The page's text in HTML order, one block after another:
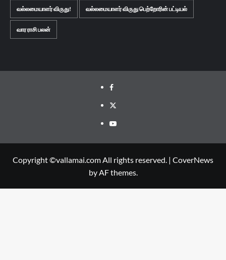
வல்லமையாளர் விருது! வல்லமையாளர் விருது பெற்றோரின் பட்டியல்
வார ராசி பலன்
Facebook
Twitter
Youtube
Copyright ©vallamai.com All rights reserved. | CoverNews
by AF themes.